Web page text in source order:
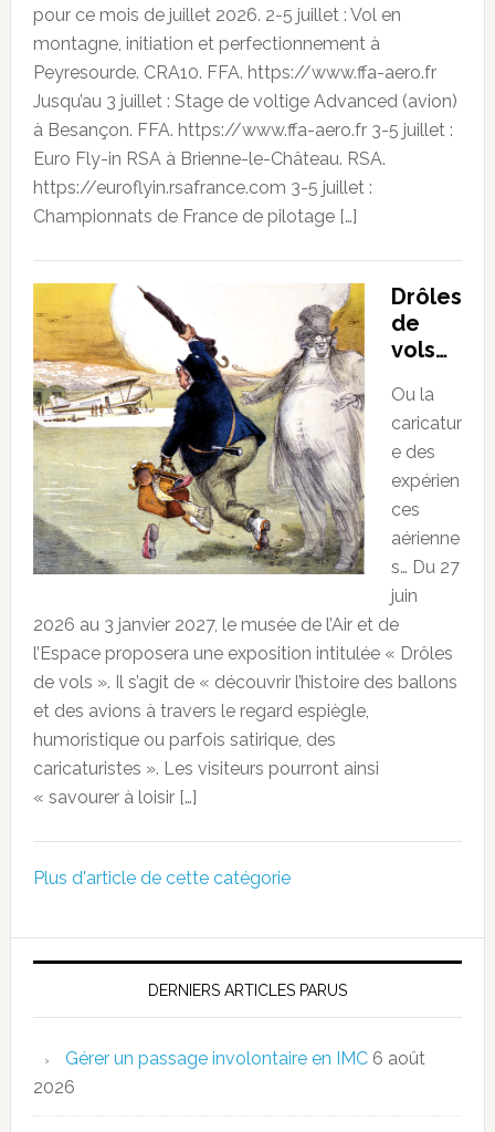
pour ce mois de juillet 2026. 2-5 juillet : Vol en
montagne, initiation et perfectionnement à
Peyresourde. CRA10. FFA. https://www.ffa-aero.fr
Jusqu’au 3 juillet : Stage de voltige Advanced (avion)
à Besançon. FFA. https://www.ffa-aero.fr 3-5 juillet :
Euro Fly-in RSA à Brienne-le-Château. RSA.
https://euroflyin.rsafrance.com 3-5 juillet :
Championnats de France de pilotage […]
Drôles
de
vols…
Ou la
caricatur
e des
expérien
ces
aérienne
s… Du 27
juin
2026 au 3 janvier 2027, le musée de l’Air et de
l’Espace proposera une exposition intitulée « Drôles
de vols ». Il s’agit de « découvrir l’histoire des ballons
et des avions à travers le regard espiègle,
humoristique ou parfois satirique, des
caricaturistes ». Les visiteurs pourront ainsi
« savourer à loisir […]
Plus d'article de cette catégorie
DERNIERS ARTICLES PARUS
Gérer un passage involontaire en IMC 6 août
2026